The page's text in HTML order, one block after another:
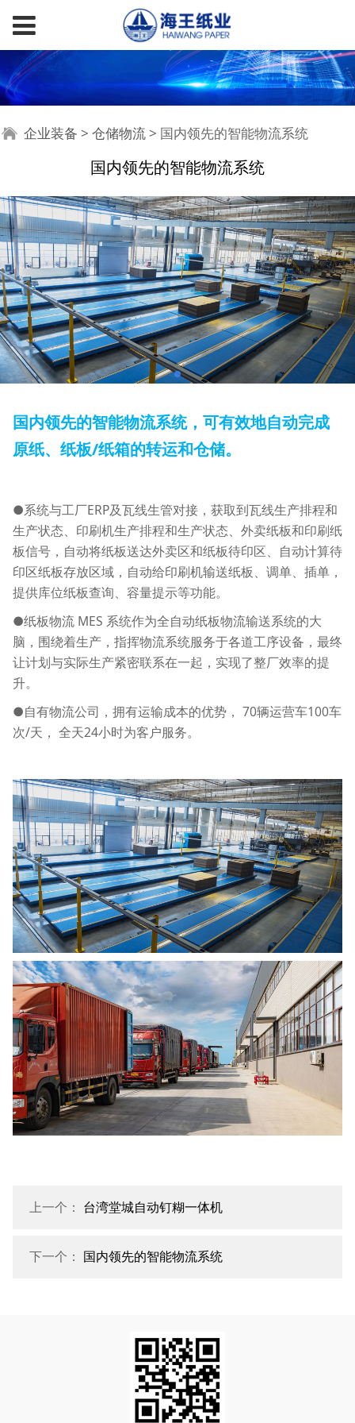
国内领先的智能物流系
统
企业装备 > 仓储物流 > 国内领先的智能物流系统
国内领先的智能物流系统
国内领先的智能物流系统，可有效地自动完成
原纸、纸板/纸箱的转运和仓储。
●系统与工厂ERP及瓦线生管对接，获取到瓦线生产排程和
生产状态、印刷机生产排程和生产状态、外卖纸板和印刷纸
板信号，自动将纸板送达外卖区和纸板待印区、自动计算待
印区纸板存放区域，自动给印刷机输送纸板、调单、插单，
提供库位纸板查询、容量提示等功能。
●纸板物流 MES 系统作为全自动纸板物流输送系统的大
脑，围绕着生产，指挥物流系统服务于各道工序设备，最终
让计划与实际生产紧密联系在一起，实现了整厂效率的提
升。
●自有物流公司，拥有运输成本的优势， 70辆运营车100车
次/天， 全天24小时为客户服务。
上一个： 台湾堂城自动钉糊一体机
下一个： 国内领先的智能物流系统